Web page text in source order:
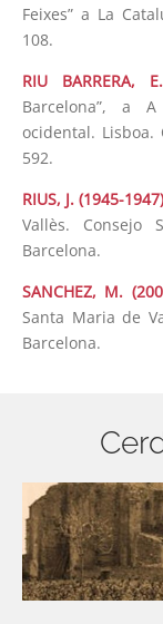
Feixes” a La
108.
RIU BARRERA,
Barcelona”, a
ocidental. Lisboa.
592.
RIUS, J. (1945-
Vallès. Consejo
Barcelona.
SANCHEZ, M.
Santa Maria de
Barcelona.